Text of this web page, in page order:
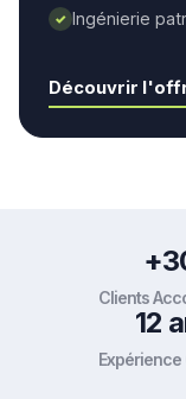
✓ Ingénierie
Découvrir
Clients
12
Expérience